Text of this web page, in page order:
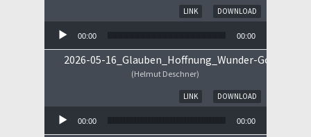
DOWNLOAD
LINK
00:00 00:00
2026-05-16_Glauben_Hoffnung_Wunder-
(Helmut Deschner)
DOWNLOAD
LINK
00:00 00:00